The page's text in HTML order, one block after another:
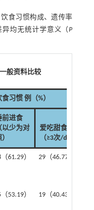
食习惯构成、遗传率
均无统计学意义（P
般资料比较
食习惯 例（%）
前进食
以少为对
爱吃甜食
（≥3次/d）
61.29） 29（46.77）
53.19） 19（40.43）